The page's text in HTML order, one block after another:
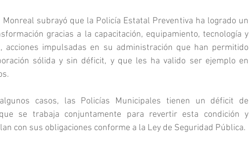
Monreal subrayó que la Policía Estatal Preventiva ha logrado un
gracias a la capacitación, equipamiento, tecnología y
acciones impulsadas en su administración que han permitido
sólida y sin déficit, y que les ha valido ser ejemplo en
casos, las Policías Municipales tienen un déficit de
se trabaja conjuntamente para revertir esta condición y
con sus obligaciones conforme a la Ley de Seguridad Pública.